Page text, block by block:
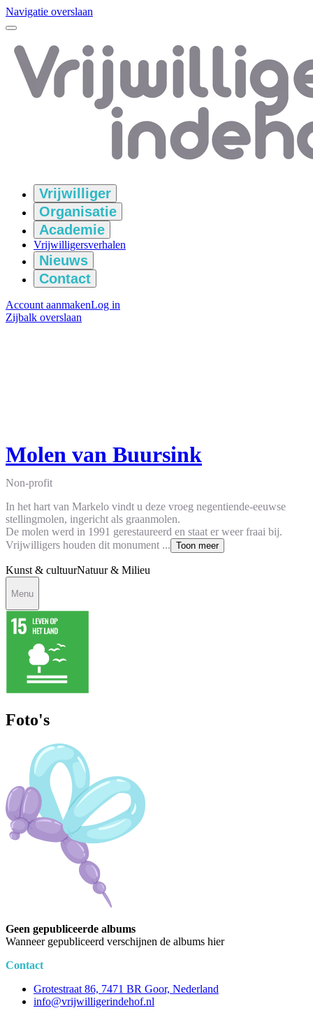
Navigatie overslaan
Vrijwilliger
Organisatie
Academie
Vrijwilligersverhalen
Nieuws
Contact
Account aanmakenLog in
Zijbalk overslaan
Molen van Buursink
Non-profit
In het hart van Markelo vindt u deze vroeg negentiende-eeuwse
stellingmolen, ingericht als graanmolen.
De molen werd in 1991 gerestaureerd en staat er weer fraai bij.
Vrijwilligers houden dit monument ... Toon meer
Kunst & cultuurNatuur & Milieu
Menu
Foto's
Geen gepubliceerde albums
Wanneer gepubliceerd verschijnen de albums hier
Contact
Grotestraat 86, 7471 BR Goor, Nederland
info@vrijwilligerindehof.nl